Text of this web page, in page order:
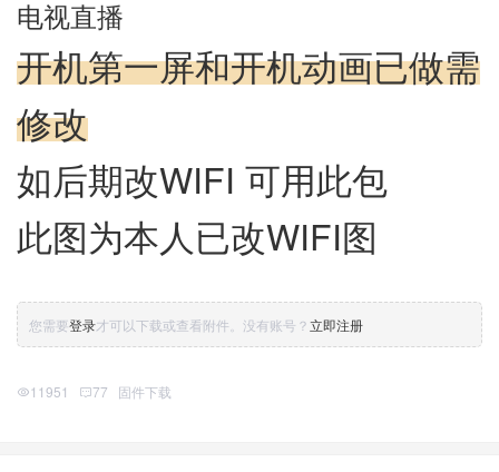
电视直播
开机第一屏和开机动画已做需
修改
如后期改WIFI 可用此包
此图为本人已改WIFI图
您需要登录才可以下载或查看附件。没有账号？立即注册
11951 77 固件下载